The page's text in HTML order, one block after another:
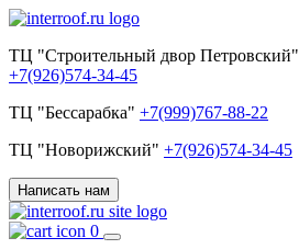
ТЦ "Строительный двор Петровский"
+7(926)574-34-45
ТЦ "Бессарабка" +7(999)767-88-22
ТЦ "Новорижский" +7(926)574-34-45
Написать нам
0